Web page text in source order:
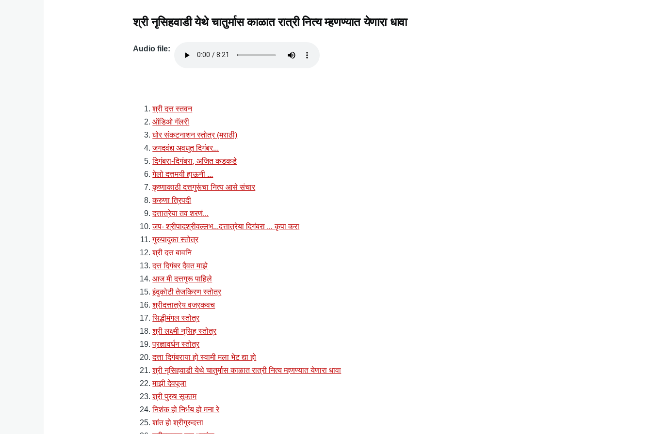
श्री नृसिहवाडी येथे चातुर्मास काळात रात्री नित्य म्हणण्यात येणारा धावा
Audio file
श्री दत्त स्तवन
ऑडिओ गॅलरी
घोर संकटनाशन स्तोत्र (मराठी)
जगदवंद्य अवधुत दिगंबर...
दिगंबरा-दिगंबरा, अजित कडकडे
गेलो दत्तमयी हाऊनी ...
कृष्णाकाठी दत्तगुरूंचा नित्य आसे संचार
करुणा त्रिपदी
दत्तात्रेया तव शरणं...
जप- श्रीपादश्रीवल्लभ...दत्तात्रेया दिगंबरा ... कृपा करा
गुरुपादुका स्तोत्र
श्री दत्त बावनि
दत्त दिगंबर दैवत माझे
आज मी दत्तगुरू पाहिले
इंदुकोटी तेजकिरण स्तोत्र
श्रीदत्तात्रेय वज्रकवच
सिद्धीमंगल स्तोत्र
श्री लक्ष्मी नृसिह स्तोत्र
प्रज्ञावर्धन स्तोत्र
दत्ता दिगंबराया हो स्वामी मला भेट द्या हो
श्री नृसिहवाडी येथे चातुर्मास काळात रात्री नित्य म्हणण्यात येणारा धावा
माझी देवपूजा
श्री पुरुष सूक्तम
निशंक हो निर्भय हो मना रे
शांत हो श्रीगुरुदत्ता